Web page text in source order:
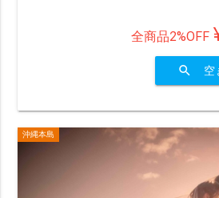
全商品2%OFF
search 空
沖縄本島
その他（限定や割引）で選ぶ